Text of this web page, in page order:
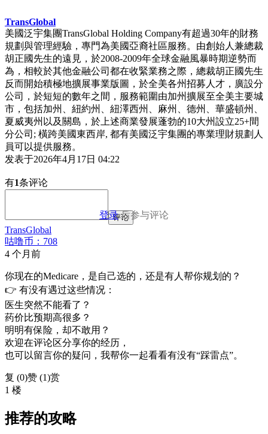
TransGlobal
美國泛宇集團TransGlobal Holding Company有超過30年的財務
規劃與管理經驗，專門為美國亞裔社區服務。由創始人兼總裁
胡正國先生的遠見，於2008-2009年全球金融風暴時期逆勢而
為，相較於其他金融公司都在收緊業務之際，總裁胡正國先生
反而開始積極地擴展事業版圖，於全美各州招募人才，廣設分
公司，於短短的數年之間，服務範圍由加州擴展至全美主要城
市，包括加州、紐約州、紐澤西州、麻州、德州、華盛頓州、
夏威夷州以及關島，於上述商業發展蓬勃的10大州設立25+間
分公司; 橫跨美國東西岸, 都有美國泛宇集團的專業理財規劃人
員可以提供服務。
发表于2026年4月17日 04:22
有1条评论
登录后参与评论
评论
TransGlobal
咕噜币：708
4 个月前
你现在的Medicare，是自己选的，还是有人帮你规划的？
👉 有没有遇过这些情况：
医生突然不能看了？
药价比预期高很多？
明明有保险，却不敢用？
欢迎在评论区分享你的经历，
也可以留言你的疑问，我帮你一起看看有没有“踩雷点”。
复 (0)赞 (1)赏
1 楼
推荐的攻略